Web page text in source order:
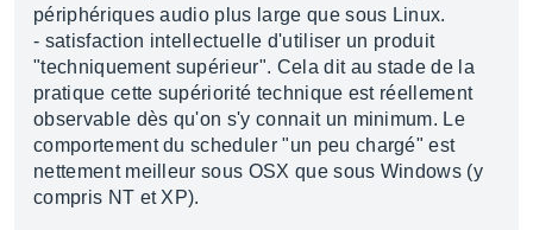
périphériques audio plus large que sous Linux.
- satisfaction intellectuelle d'utiliser un produit
"techniquement supérieur". Cela dit au stade de la
pratique cette supériorité technique est réellement
observable dès qu'on s'y connait un minimum. Le
comportement du scheduler "un peu chargé" est
nettement meilleur sous OSX que sous Windows (y
compris NT et XP).